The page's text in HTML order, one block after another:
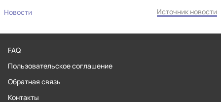
Новости Источник новости
FAQ
Пользовательское соглашение
Обратная связь
Контакты